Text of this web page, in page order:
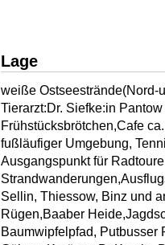
Lage
weiße Ostseestrände(Nord-
Tierarzt:Dr. Siefke:in
Frühstücksbrötchen,Cafe
fußläufiger Umgebung,
Ausgangspunkt für
Sellin, Thiessow, Binz und
Rügen,Baaber
Baumwipfelpfad, Putbusser